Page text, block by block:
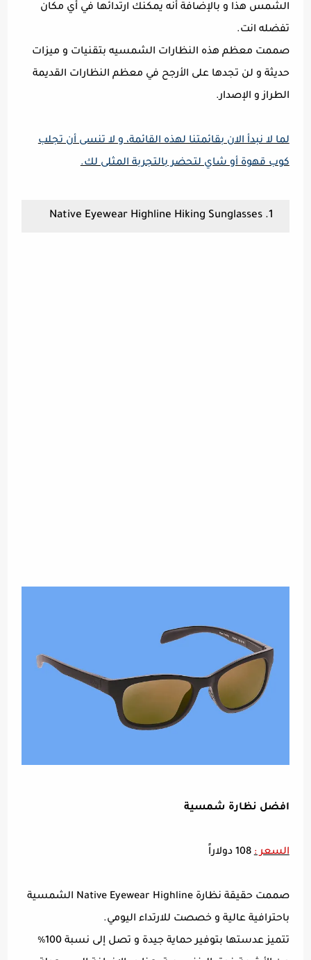
الشمس هذا و بالإضافة أنه يمكنك ارتدائها في أي مكان
تفضله انت.
صممت معظم هذه النظارات الشمسيه بتقنيات و ميزات
حديثة و لن تجدها على الأرجح في معظم النظارات القديمة
الطراز و الإصدار.
لما لا نبدأ الان بقائمتنا لهذه القائمة، و لا تنسى أن تجلب
كوب قهوة أو شاي لتحضر بالتجربة المثلى لك.
افضل نظارة شمسية
السعر :108 دولاراً
صممت حقيقة نظارة Native Eyewear Highline الشمسية
باحترافية عالية و خصصت للارتداء اليومي.
تتميز عدستها بتوفير حماية جيدة و تصل إلى نسبة 100٪